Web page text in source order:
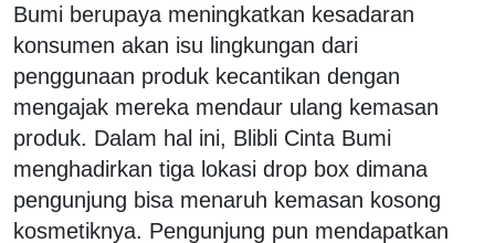
Bumi berupaya meningkatkan kesadaran
konsumen akan isu lingkungan dari
penggunaan produk kecantikan dengan
mengajak mereka mendaur ulang kemasan
produk. Dalam hal ini, Blibli Cinta Bumi
menghadirkan tiga lokasi drop box dimana
pengunjung bisa menaruh kemasan kosong
kosmetiknya. Pengunjung pun mendapatkan